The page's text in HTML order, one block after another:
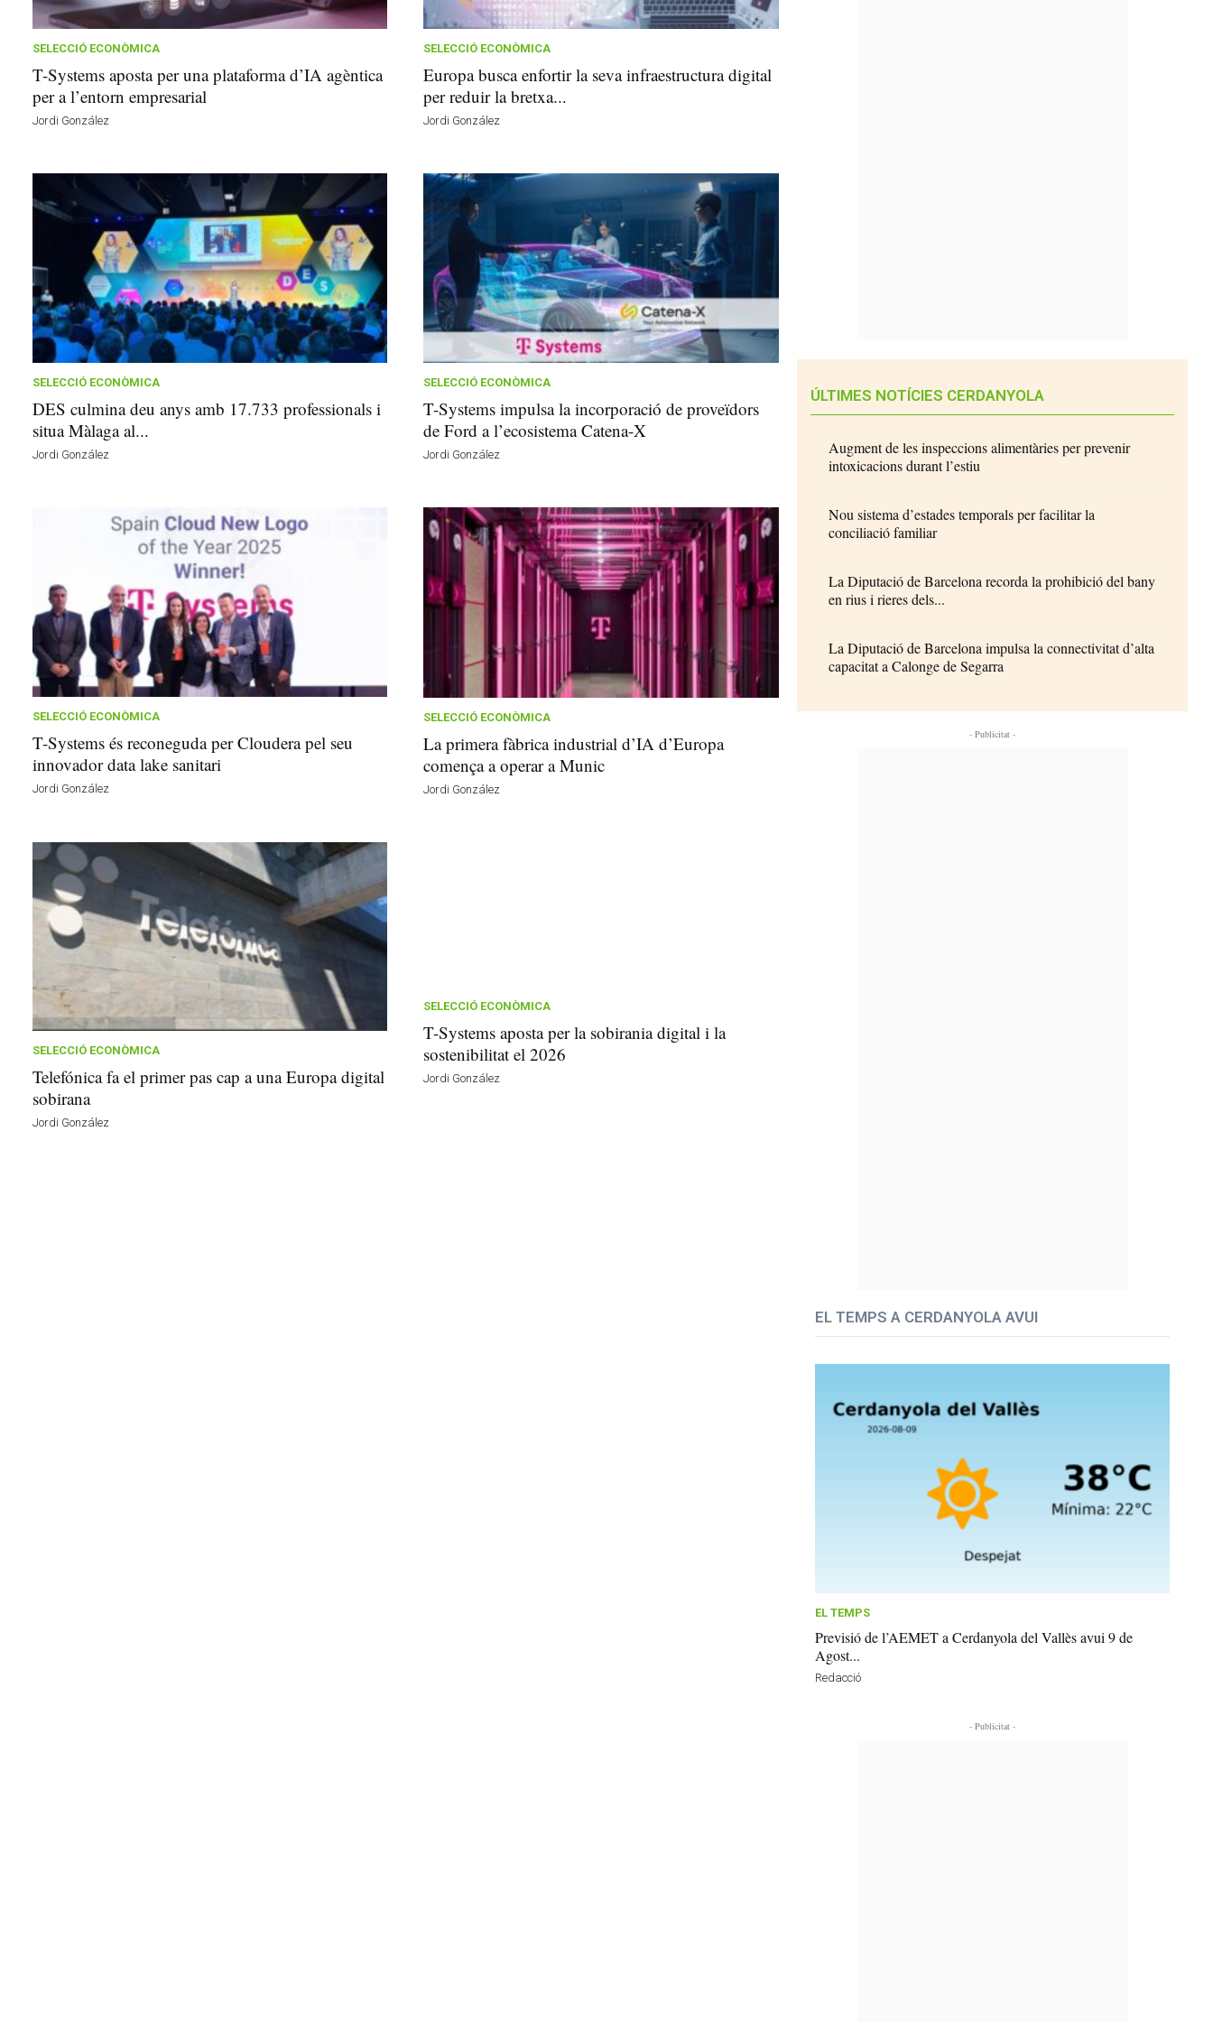
SELECCIÓ ECONÒMICA
T-Systems aposta per una plataforma d’IA agèntica
per a l’entorn empresarial
Jordi González
SELECCIÓ ECONÒMICA
Europa busca enfortir la seva infraestructura digital
per reduir la bretxa...
Jordi González
SELECCIÓ ECONÒMICA
DES culmina deu anys amb 17.733 professionals i
situa Màlaga al...
Jordi González
SELECCIÓ ECONÒMICA
T-Systems impulsa la incorporació de proveïdors
de Ford a l’ecosistema Catena-X
Jordi González
SELECCIÓ ECONÒMICA
T-Systems és reconeguda per Cloudera pel seu
innovador data lake sanitari
Jordi González
SELECCIÓ ECONÒMICA
La primera fàbrica industrial d’IA d’Europa
comença a operar a Munic
Jordi González
SELECCIÓ ECONÒMICA
Telefónica fa el primer pas cap a una Europa digital
sobirana
Jordi González
SELECCIÓ ECONÒMICA
T-Systems aposta per la sobirania digital i la
sostenibilitat el 2026
Jordi González
ÚLTIMES NOTÍCIES CERDANYOLA
Augment de les inspeccions alimentàries per prevenir
intoxicacions durant l’estiu
Nou sistema d’estades temporals per facilitar la
conciliació familiar
La Diputació de Barcelona recorda la prohibició del bany
en rius i rieres dels...
La Diputació de Barcelona impulsa la connectivitat d’alta
capacitat a Calonge de Segarra
- Publicitat -
EL TEMPS A CERDANYOLA AVUI
EL TEMPS
Previsió de l’AEMET a Cerdanyola del Vallès avui 9 de
Agost...
Redacció
- Publicitat -